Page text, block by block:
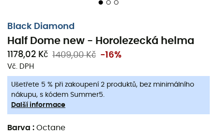
Black Diamond
Half Dome new - Horolezecká helma
1178,02 Kč 1409,00 Kč -16%
Vč. DPH
Ušetřete 5 % při zakoupení 2 produktů, bez minimálního
nákupu, s kódem Summer5.
Další informace
Barva : Octane